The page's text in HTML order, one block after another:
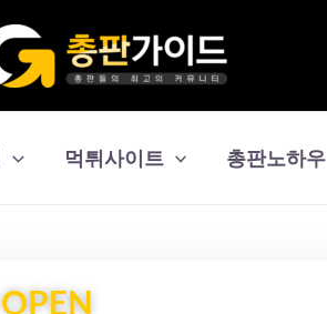
먹튀사이트 총판노하우
OPEN